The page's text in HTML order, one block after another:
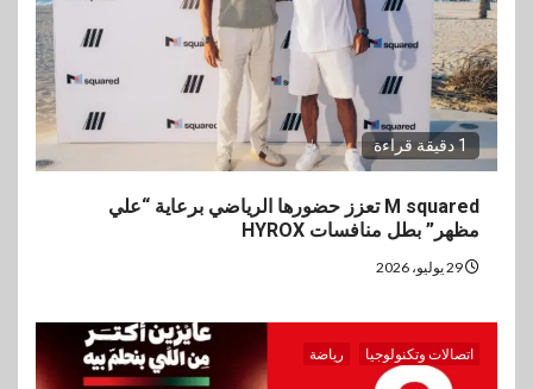
1 دقيقة قراءة
M squared تعزز حضورها الرياضي برعاية “علي
مظهر” بطل منافسات HYROX
اتصالات وتكنولوجيا رياضة